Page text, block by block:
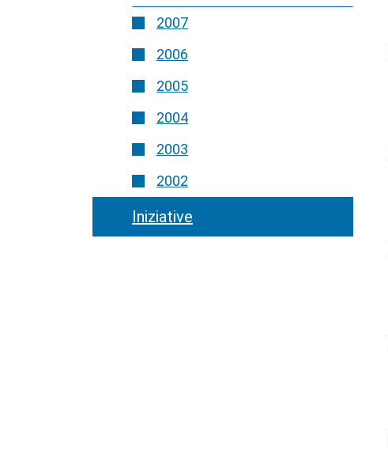
2007
2006
2005
2004
2003
2002
Iniziative